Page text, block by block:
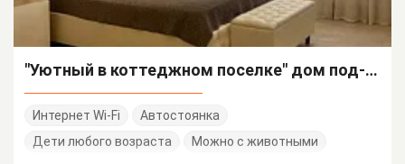
"Уютный в коттеджном поселке" дом под-ключ
Интернет Wi-Fi
Автостоянка
Дети любого возраста
Можно с животными